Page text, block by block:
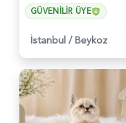
GÜVENILIR ÜYE
İstanbul / Beykoz